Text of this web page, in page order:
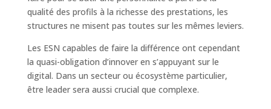
qualité des profils à la richesse des prestations, les
structures ne misent pas toutes sur les mêmes leviers.
Les ESN capables de faire la différence ont cependant
la quasi-obligation d’innover en s’appuyant sur le
digital. Dans un secteur ou écosystème particulier,
être leader sera aussi crucial que complexe.